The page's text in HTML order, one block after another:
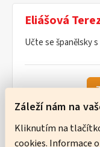
Záleží nám na
Kliknutím na
cookies. Informace
Eliášová
Učte se španělsky